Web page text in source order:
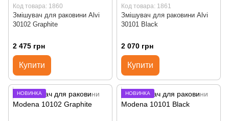
Код товара: 1860
Змішувач для раковини Alvi
30102 Graphite
2 475 грн
Купити
Код товара: 1861
Змішувач для раковини Alvi
30101 Black
2 070 грн
Купити
НОВИНКА НОВИНКА